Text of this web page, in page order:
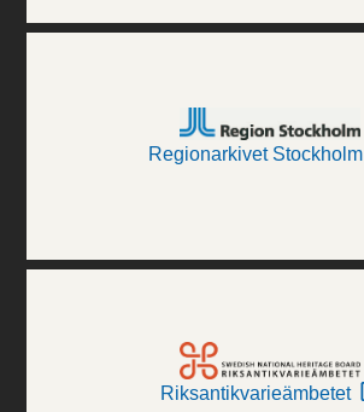
Regionarkivet Stockholm
Riksantikvarieämbetet